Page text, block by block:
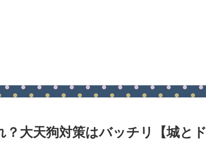
？大天狗対策はバッチリ【城とド